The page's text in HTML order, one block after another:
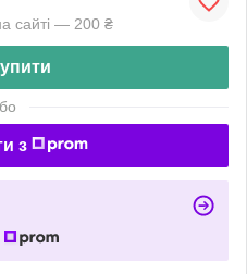
сайті — 200 ₴
з